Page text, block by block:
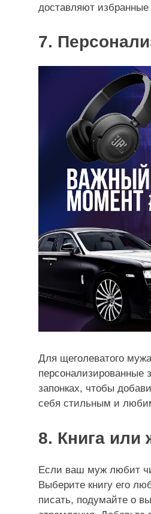
доставляют избранные
7.
Для щеголеватого
персонализированные
запонках, чтобы
себя стильным и
8. Книга или
Если ваш муж любит
Выберите книгу его
писать, подумайте о